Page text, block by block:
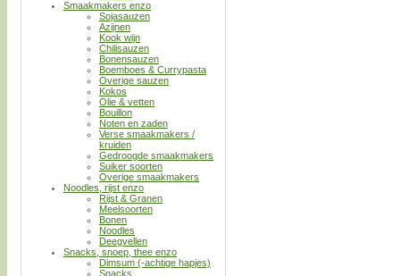
Smaakmakers enzo
Sojasauzen
Azijnen
Kook wijn
Chilisauzen
Bonensauzen
Boemboes & Currypasta
Overige sauzen
Kokos
Olie & vetten
Bouillon
Noten en zaden
Verse smaakmakers /
kruiden
Gedroogde smaakmakers
Suiker soorten
Overige smaakmakers
Noodles, rijst enzo
Rijst & Granen
Meelsoorten
Bonen
Noodles
Deegvellen
Snacks, snoep, thee enzo
Dimsum (-achtige hapjes)
Snacks